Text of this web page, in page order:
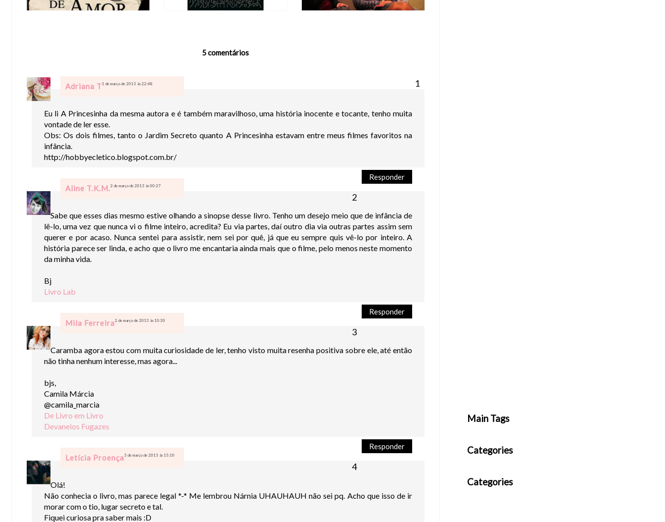
5 comentários
Adriana T1 de março de 2013 às 22:48
Eu li A Princesinha da mesma autora e é também maravilhoso, uma história inocente e tocante, tenho muita
vontade de ler esse.
Obs: Os dois filmes, tanto o Jardim Secreto quanto A Princesinha estavam entre meus filmes favoritos na
infância.
http://hobbyecletico.blogspot.com.br/
Responder
Aline T.K.M.2 de março de 2013 às 00:27
Sabe que esses dias mesmo estive olhando a sinopse desse livro. Tenho um desejo meio que de infância de
lê-lo, uma vez que nunca vi o filme inteiro, acredita? Eu via partes, daí outro dia via outras partes assim sem
querer e por acaso. Nunca sentei para assistir, nem sei por quê, já que eu sempre quis vê-lo por inteiro. A
história parece ser linda, e acho que o livro me encantaria ainda mais que o filme, pelo menos neste momento
da minha vida.
Bj
Livro Lab
Responder
Mila Ferreira2 de março de 2013 às 10:30
Caramba agora estou com muita curiosidade de ler, tenho visto muita resenha positiva sobre ele, até então
não tinha nenhum interesse, mas agora...
bjs,
Camila Márcia
@camila_marcia
De Livro em Livro
Devaneios Fugazes
Responder
Letícia Proença3 de março de 2013 às 15:10
Olá!
Não conhecia o livro, mas parece legal *-* Me lembrou Nárnia UHAUHAUH não sei pq. Acho que isso de ir
morar com o tio, lugar secreto e tal.
Fiquei curiosa pra saber mais :D
Main Tags
Categories
Categories